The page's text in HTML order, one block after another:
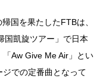
国を果たしたFTBは、
国凱旋ツアー」で日本
Aw Give Me Air」とい
での定番曲となって